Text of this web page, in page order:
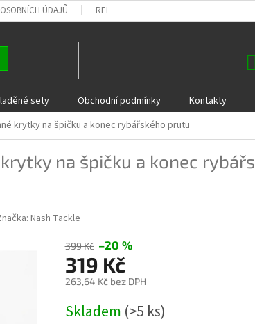
ÚDAJŮ REKLAMACE A VRÁCENÍ ZBOŽÍ
sety Obchodní podmínky Kontakty
krytky na špičku a konec rybářského prutu
na špičku a konec
Nash Tackle
399 Kč –20 %
319 Kč
263,64 Kč bez DPH
cena:
Skladem (>5 ks)